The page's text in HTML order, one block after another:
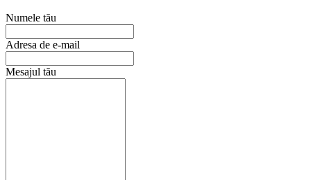
Numele tău
Adresa de e-mail
Mesajul tău